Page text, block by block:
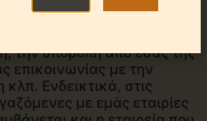
μας, τη
της εμπειρίας του
την υποβολή από εσάς της
επικοινωνίας με την
Ενδεικτικά, στις
με εμάς εταιρίες